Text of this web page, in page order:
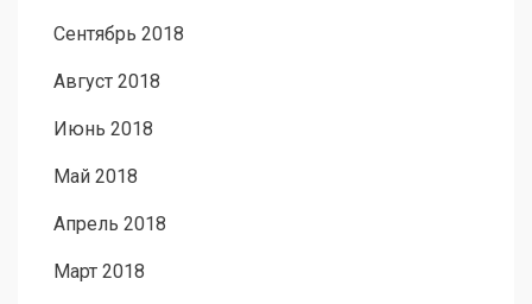
Сентябрь 2018
Август 2018
Июнь 2018
Май 2018
Апрель 2018
Март 2018